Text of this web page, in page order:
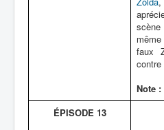
faux
Note :
ÉPISODE 13